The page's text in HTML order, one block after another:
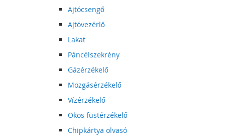
Ajtócsengő
Ajtóvezérlő
Lakat
Páncélszekrény
Gázérzékelő
Mozgásérzékelő
Vízérzékelő
Okos füstérzékelő
Chipkártya olvasó